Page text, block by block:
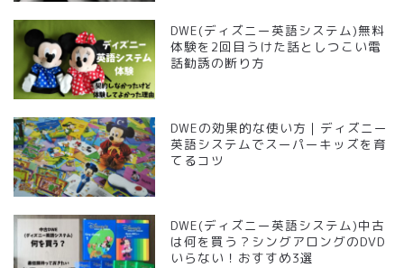
DWE(ディズニー英語システム)無料
体験を2回目うけた話としつこい電
話勧誘の断り方
DWEの効果的な使い方｜ディズニー
英語システムでスーパーキッズを育
てるコツ
DWE(ディズニー英語システム)中古
は何を買う？シングアロングのDVD
いらない！おすすめ3選